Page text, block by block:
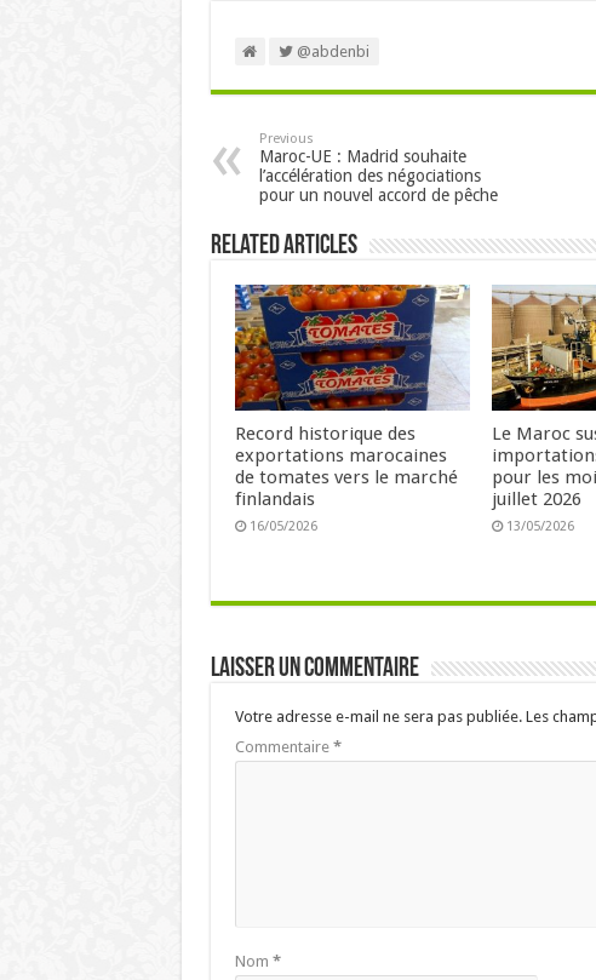
@abdenbi
Previous
Maroc-UE : Madrid souhaite
l’accélération des négociations
pour un nouvel accord de pêche
Related Articles
Record historique des
exportations marocaines
de tomates vers le marché
finlandais
16/05/2026
Le Maroc
pour les
juillet 2026
13/05/2026
Laisser un commentaire
Votre adresse e-mail ne sera pas publiée. Les
Commentaire *
Nom *